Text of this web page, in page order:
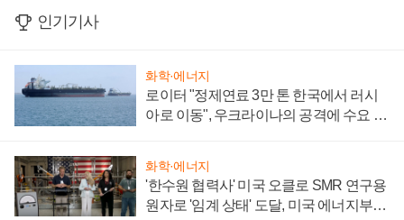
인기기사
화학·에너지
로이터 "정제연료 3만 톤 한국에서 러시
아로 이동", 우크라이나의 공격에 수요 늘
화학·에너지
'한수원 협력사' 미국 오클로 SMR 연구용
원자로 '임계 상태' 도달, 미국 에너지부